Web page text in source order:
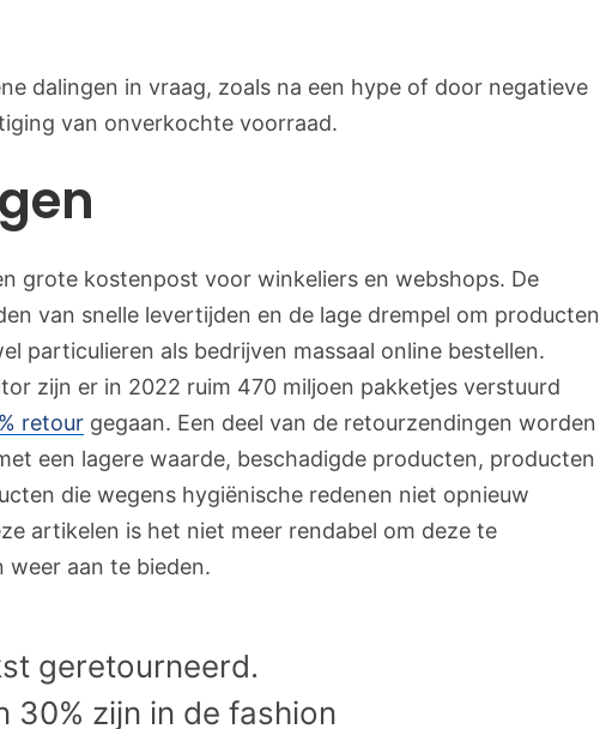
dalingen in vraag, zoals na een hype of door negatieve
van onverkochte voorraad.
grote kostenpost voor winkeliers en webshops. De
van snelle levertijden en de lage drempel om producten
particulieren als bedrijven massaal online bestellen.
zijn er in 2022 ruim 470 miljoen pakketjes verstuurd
retour gegaan. Een deel van de retourzendingen worden
een lagere waarde, beschadigde producten, producten
die wegens hygiënische redenen niet opnieuw
artikelen is het niet meer rendabel om deze te
aan te bieden.
geretourneerd.
30% zijn in de fashion